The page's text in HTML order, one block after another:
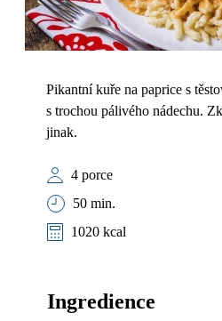
Pikantní kuře na paprice s
s trochou pálivého nádechu.
jinak.
4 porce
50 min.
1020 kcal
Ingredience